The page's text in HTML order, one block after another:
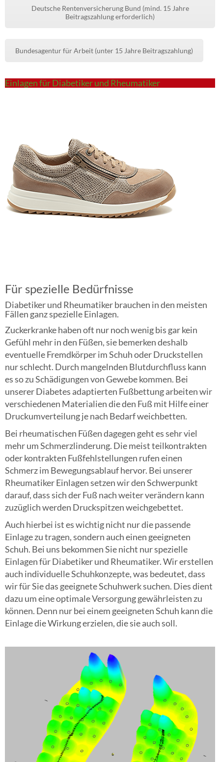
Deutsche Rentenversicherung Bund (mind. 15 Jahre
Beitragszahlung erforderlich)
Bundesagentur für Arbeit (unter 15 Jahre Beitragszahlung)
Einlagen für Diabetiker und Rheumatiker
Für spezielle Bedürfnisse
Diabetiker und Rheumatiker brauchen in den meisten
Fällen ganz spezielle Einlagen.
Zuckerkranke haben oft nur noch wenig bis gar kein
Gefühl mehr in den Füßen, sie bemerken deshalb
eventuelle Fremdkörper im Schuh oder Druckstellen
nur schlecht. Durch mangelnden Blutdurchfluss kann
es so zu Schädigungen von Gewebe kommen. Bei
unserer Diabetes adaptierten Fußbettung arbeiten wir
verschiedenen Materialien die den Fuß mit Hilfe einer
Druckumverteilung je nach Bedarf weichbetten.
Bei rheumatischen Füßen dagegen geht es sehr viel
mehr um Schmerzlinderung. Die meist teilkontrakten
oder kontrakten Fußfehlstellungen rufen einen
Schmerz im Bewegungsablauf hervor. Bei unserer
Rheumatiker Einlagen setzen wir den Schwerpunkt
darauf, dass sich der Fuß nach weiter verändern kann
zuzüglich werden Druckspitzen weichgebettet.
Auch hierbei ist es wichtig nicht nur die passende
Einlage zu tragen, sondern auch einen geeigneten
Schuh. Bei uns bekommen Sie nicht nur spezielle
Einlagen für Diabetiker und Rheumatiker. Wir erstellen
auch individuelle Schuhkonzepte, was bedeutet, dass
wir für Sie das geeignete Schuhwerk suchen. Dies dient
dazu um eine optimale Versorgung gewährleisten zu
können. Denn nur bei einem geeigneten Schuh kann die
Einlage die Wirkung erzielen, die sie auch soll.